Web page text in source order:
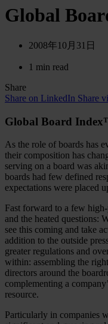
Global
2008年10月31日
1 min read
Share
Share on LinkedIn Share
Global Board
As the role of boards has
their composition has
serving on a board was
boards had few defined
expectations were placed
Fast forward to a few
and the heated questions:
see this coming and take
addition to the outside
greater regulations and
within: assembling the
directors around the
complementing a
resource.
Particularly in companies